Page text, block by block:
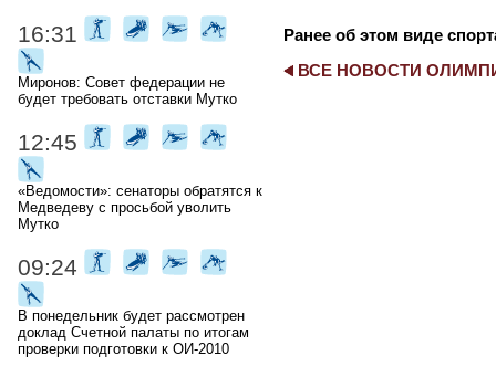
Ранее об этом виде
ВСЕ НОВОСТИ
16:31
Миронов: Совет федерации не
будет требовать отставки Мутко
12:45
«Ведомости»: сенаторы обратятся к
Медведеву с просьбой уволить
Мутко
09:24
В понедельник будет рассмотрен
доклад Счетной палаты по итогам
проверки подготовки к ОИ-2010